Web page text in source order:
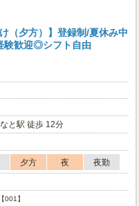
（夕方）】登録制/夏休み中
験歓迎◎シフト自由
と駅 徒歩 12分
夕方 夜
夜勤
001】